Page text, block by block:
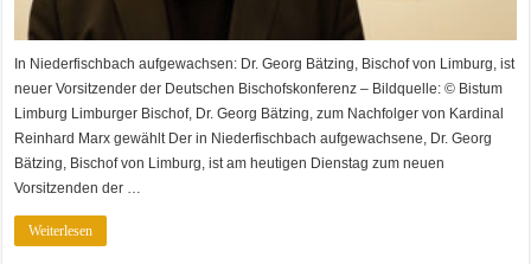
In Niederfischbach aufgewachsen: Dr. Georg Bätzing, Bischof von Limburg, ist
neuer Vorsitzender der Deutschen Bischofskonferenz – Bildquelle: © Bistum
Limburg Limburger Bischof, Dr. Georg Bätzing, zum Nachfolger von Kardinal
Reinhard Marx gewählt Der in Niederfischbach aufgewachsene, Dr. Georg
Bätzing, Bischof von Limburg, ist am heutigen Dienstag zum neuen
Vorsitzenden der …
Weiterlesen